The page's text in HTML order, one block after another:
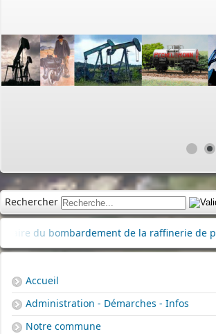
Rechercher
du bombardement de la raffinerie de pétrole
Accueil
Administration - Démarches - Infos
Notre commune